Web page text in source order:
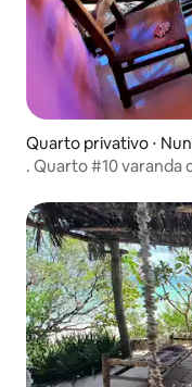
Quarto privativo ⋅
. Quarto #10 varanda